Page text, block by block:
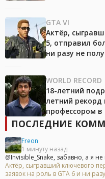
GTA VI
Актёр,
5, отправил
ни разу не
WORLD RECORD
18-летний
летний
профессором в
ПОСЛЕДНИЕ
Freon
1 минуту назад
@Invisible_Snake, забавно, а я
Актёр, сыгравший ключевого
заявок на роль в GTA 6 и ни